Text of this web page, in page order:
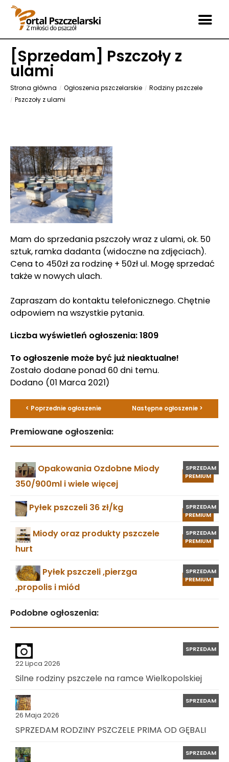
[Sprzedam] Pszczoły z
ulami
Strona główna Ogłoszenia pszczelarskie
Rodziny pszczele
Pszczoły z ulami
Mam do sprzedania pszczoły wraz z ulami, ok. 50
sztuk, ramka dadanta (widoczne na zdjęciach).
Cena to 450zł za rodzinę + 50zł ul. Mogę sprzedać
także w nowych ulach.
Zapraszam do kontaktu telefonicznego. Chętnie
odpowiem na wszystkie pytania.
Liczba wyświetleń ogłoszenia: 1809
To ogłoszenie może być już nieaktualne!
Zostało dodane ponad 60 dni temu.
Dodano (01 Marca 2021)
< Poprzednie ogłoszenie Następne ogłoszenie >
Premiowane ogłoszenia:
PREMIUM
SPRZEDAM
Opakowania Ozdobne Miody
350/900ml i wiele więcej
PREMIUM
SPRZEDAM
Pyłek pszczeli 36 zł/kg
PREMIUM
SPRZEDAM
Miody oraz produkty pszczele
hurt
PREMIUM
SPRZEDAM
Pyłek pszczeli ,pierzga
,propolis i miód
Podobne ogłoszenia:
22 Lipca 2026
SPRZEDAM
Silne rodziny pszczele na ramce Wielkopolskiej
26 Maja 2026
SPRZEDAM
SPRZEDAM RODZINY PSZCZELE PRIMA OD GĘBALI
SPRZEDAM